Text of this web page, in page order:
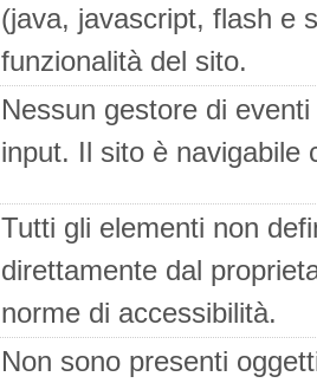
(java, javascript, flash e
funzionalità del sito.
Nessun gestore di
input. Il sito è navigabile
Tutti gli elementi non
direttamente dal
norme di accessibilità.
Non sono presenti